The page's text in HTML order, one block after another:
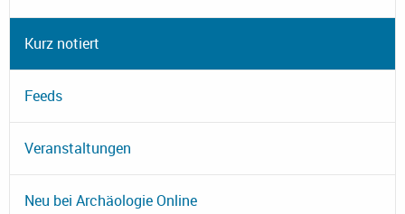
Kurz notiert
Feeds
Veranstaltungen
Neu bei Archäologie Online